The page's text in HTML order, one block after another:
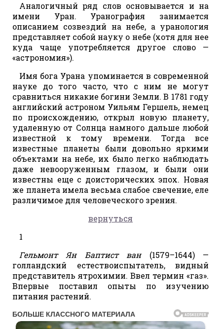
Аналогичный ряд слов основывается и на
имени Уран. Уранография занимается
описанием созвездий на небе, а уранология
представляет собой науку о небе (хотя для нее
куда чаще употребляется другое слово —
«астрономия»).
Имя бога Урана упоминается в современной
науке до того часто, что с ним не могут
сравниться никакие богини Земли. В 1781 году
английский астроном Уильям Гершель, немец
по происхождению, открыл новую планету,
удаленную от Солнца намного дальше любой
известной к тому времени. Тогда все
известные планеты были довольно яркими
объектами на небе, их было легко наблюдать
даже невооруженным глазом, и были они
известны еще с доисторических эпох. Новая
же планета имела весьма слабое свечение, еле
различимое для человеческого зрения.
вернуться
1
Гельмонт Ян Баптист ван(1579–1644) —
голландский естествоиспытатель, видный
представитель ятрохимии. Ввел термин «газ».
Впервые поставил опыты по изучению
питания растений.